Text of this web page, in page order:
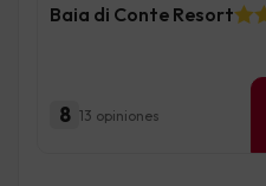
Baia di Conte Resort
8 13 opiniones